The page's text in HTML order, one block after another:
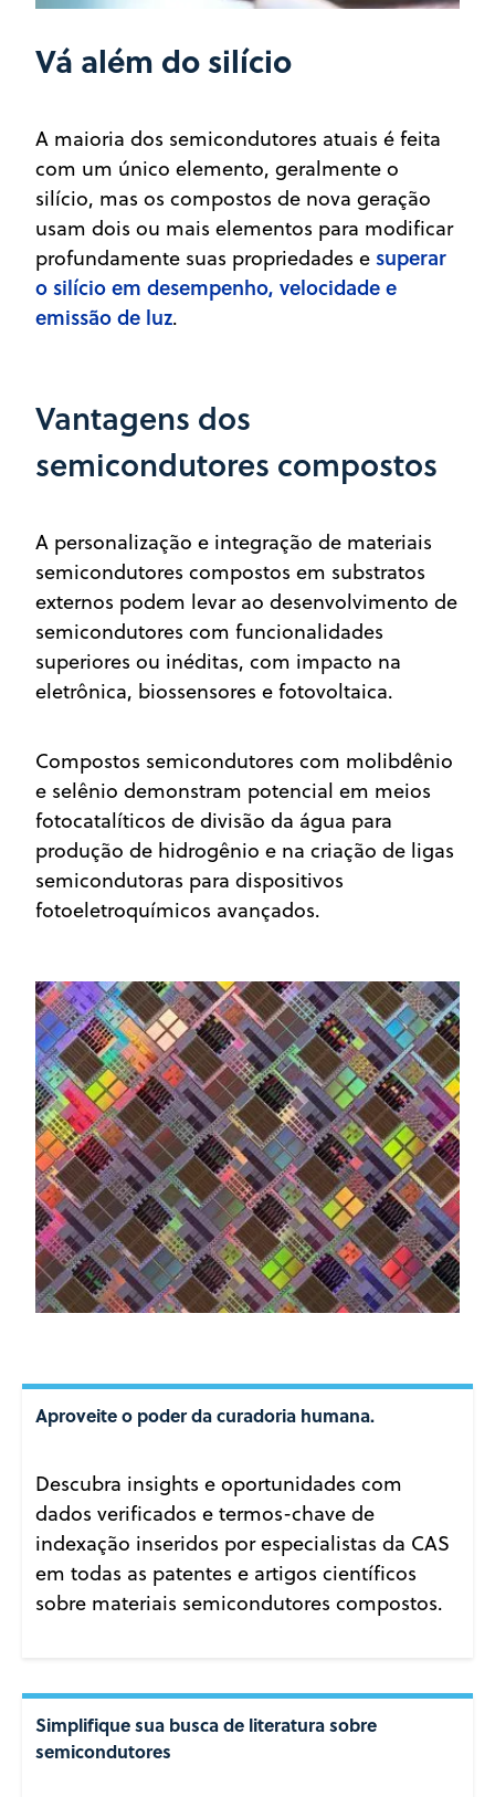
Vá além do silício
A maioria dos semicondutores atuais é feita
com um único elemento, geralmente o
silício, mas os compostos de nova geração
usam dois ou mais elementos para modificar
profundamente suas propriedades e superar
o silício em desempenho, velocidade e
emissão de luz.
Vantagens dos
semicondutores compostos
A personalização e integração de materiais
semicondutores compostos em substratos
externos podem levar ao desenvolvimento de
semicondutores com funcionalidades
superiores ou inéditas, com impacto na
eletrônica, biossensores e fotovoltaica.
Compostos semicondutores com molibdênio
e selênio demonstram potencial em meios
fotocatalíticos de divisão da água para
produção de hidrogênio e na criação de ligas
semicondutoras para dispositivos
fotoeletroquímicos avançados.
Aproveite o poder da curadoria humana.
Descubra insights e oportunidades com
dados verificados e termos-chave de
indexação inseridos por especialistas da CAS
em todas as patentes e artigos científicos
sobre materiais semicondutores compostos.
Simplifique sua busca de literatura sobre
semicondutores